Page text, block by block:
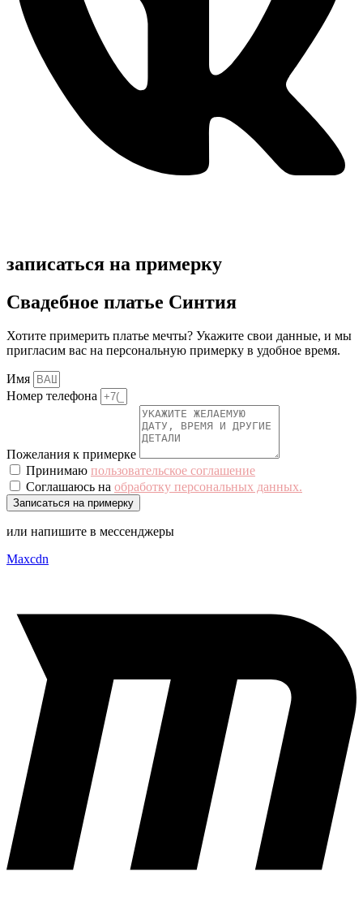
записаться на примерку
Свадебное платье Синтия
Хотите примерить платье мечты? Укажите свои данные, и мы
пригласим вас на персональную примерку в удобное время.
Имя
Номер телефона
Пожелания к примерке
Принимаю пользовательское соглашение
Соглашаюсь на обработку персональных данных.
Записаться на примерку
или напишите в мессенджеры
Maxcdn